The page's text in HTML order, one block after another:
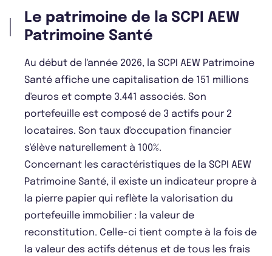
Le patrimoine de la SCPI AEW
Patrimoine Santé
Au début de l'année 2026, la SCPI AEW Patrimoine
Santé affiche une capitalisation de 151 millions
d'euros et compte 3.441 associés. Son
portefeuille est composé de 3 actifs pour 2
locataires. Son taux d'occupation financier
s'élève naturellement à 100%.
Concernant les caractéristiques de la SCPI AEW
Patrimoine Santé, il existe un indicateur propre à
la pierre papier qui reflète la valorisation du
portefeuille immobilier : la valeur de
reconstitution. Celle-ci tient compte à la fois de
la valeur des actifs détenus et de tous les frais